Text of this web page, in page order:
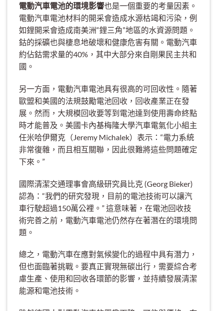
電動汽車電池的環境影響也是一個重要的考量因素。
電動汽車電池材料的開采會造成水源枯竭和污染，例
如鋰開采會造成南美洲“鋰三角”地區的水資源問題。
鈷的採礦也與棲息地破壞和健康危害有關。電動汽車
約佔鈷需求量的40%，其中大部分來自剛果民主共和
國。
另一方面，電動汽車電池具有很高的可回收性。隨著
歐盟和美國的法規鼓勵電池回收，回收產業正在發
展。然而，大規模回收要等到電池達到使用壽命終點
時才能普及。美國卡內基梅隆大學汽車電氣化小組主
任米哈伊爾克（Jeremy Michalek）表示：“電力系統
非常復雜，而且相互關聯，因此很難將這些問題確定
下來。”
國際清潔交通理事會高級研究員比克 (Georg Bieker)
認為：“我們的研究發現，目前的電池技術可以讓汽
車行駛超過150萬公裡。” 這意味著，在電池回收技
術完善之前，電動汽車電池仍然存在著潛在的環境問
題。
總之，電動汽車在應對氣候變化的過程中具有潛力，
但也面臨著挑戰。要真正實現無碳出行，需要綜合考
慮生產、使用和回收各環節的影響，並持續發展清潔
能源和電池技術。